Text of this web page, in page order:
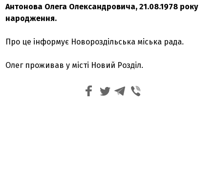
Антонова Олега Олександровича, 21.08.1978 року
народження.
Про це інформує Новороздільська міська рада.
Олег проживав у місті Новий Розділ.